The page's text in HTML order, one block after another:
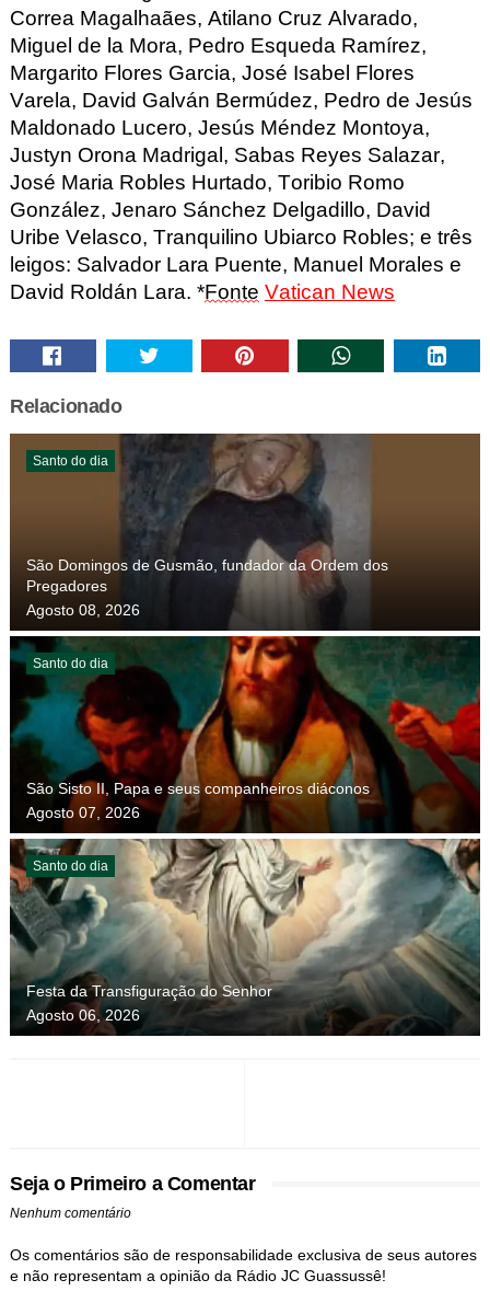
Correa Magalhaães, Atilano Cruz Alvarado,
Miguel de la Mora, Pedro Esqueda Ramírez,
Margarito Flores Garcia, José Isabel Flores
Varela, David Galván Bermúdez, Pedro de Jesús
Maldonado Lucero, Jesús Méndez Montoya,
Justyn Orona Madrigal, Sabas Reyes Salazar,
José Maria Robles Hurtado, Toribio Romo
González, Jenaro Sánchez Delgadillo, David
Uribe Velasco, Tranquilino Ubiarco Robles; e três
leigos: Salvador Lara Puente, Manuel Morales e
David Roldán Lara. *Fonte Vatican News
Relacionado
Santo do dia
São Domingos de Gusmão, fundador da Ordem dos
Pregadores
Agosto 08, 2026
Santo do dia
São Sisto II, Papa e seus companheiros diáconos
Agosto 07, 2026
Santo do dia
Festa da Transfiguração do Senhor
Agosto 06, 2026
Seja o Primeiro a Comentar
Nenhum comentário
Os comentários são de responsabilidade exclusiva de seus autores
e não representam a opinião da Rádio JC Guassussê!